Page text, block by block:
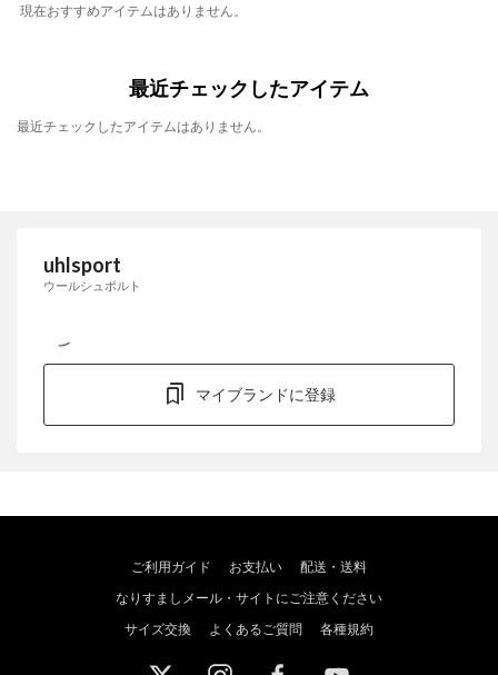
現在おすすめアイテムはありません。
最近チェックしたアイテム
最近チェックしたアイテムはありません。
uhlsport
ウールシュポルト
マイブランドに登録
ご利用ガイド お支払い
配送・送料
なりすましメール・サイトにご注意ください
サイズ交換
よくあるご質問 各種規約